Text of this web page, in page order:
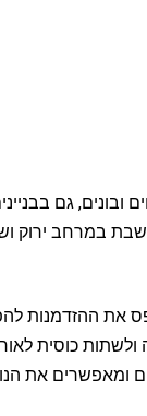
גם
את ההזדמנות
כוסית
את